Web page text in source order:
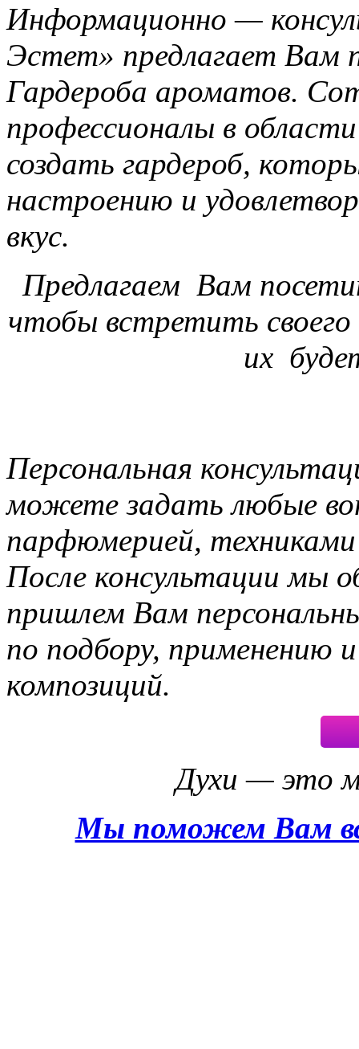
Информационно —
Эстет» предлагает Вам
Гардероба ароматов.
профессионалы в
создать гардероб,
настроению и
вкус.
Предлагаем Вам
чтобы встретить
их
Персональная
можете задать любые
парфюмерией,
После консультации мы
пришлем Вам
по подбору, применению
композиций.
Духи — это
Мы поможем Вам